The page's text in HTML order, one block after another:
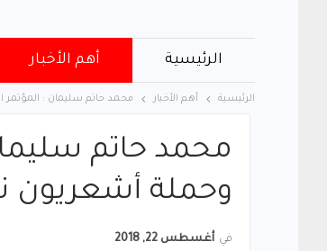
الرئيسية أهم الأخبار
الرئيسية أهم الأخبار محمد حاتم سليمان :
محمد حاتم
وحملة أشعريون
في أغسطس 22, 2018